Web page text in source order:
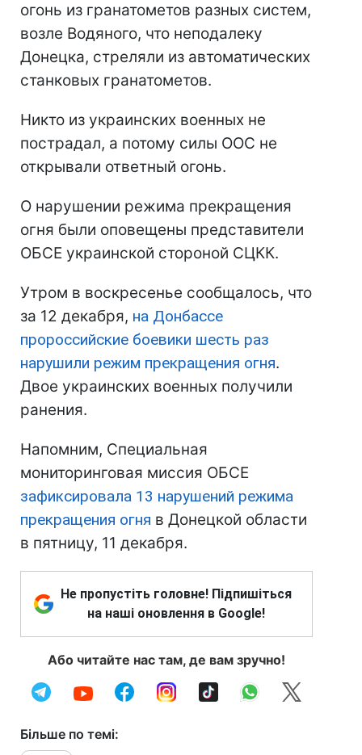
огонь из гранатометов разных систем,
возле Водяного, что неподалеку
Донецка, стреляли из автоматических
станковых гранатометов.
Никто из украинских военных не
пострадал, а потому силы ООС не
открывали ответный огонь.
О нарушении режима прекращения
огня были оповещены представители
ОБСЕ украинской стороной СЦКК.
Утром в воскресенье сообщалось, что
за 12 декабря, на Донбассе
пророссийские боевики шесть раз
нарушили режим прекращения огня.
Двое украинских военных получили
ранения.
Напомним, Специальная
мониторинговая миссия ОБСЕ
зафиксировала 13 нарушений режима
прекращения огня в Донецкой области
в пятницу, 11 декабря.
Не пропустіть головне! Підпишіться
на наші оновлення в Google!
Або читайте нас там, де вам зручно!
Більше по темі: